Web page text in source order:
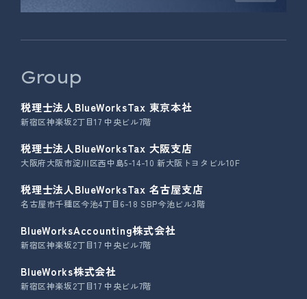
Group
税理士法人BlueWorksTax 東京本社
新宿区神楽坂2丁目17 中央ビル7階
税理士法人BlueWorksTax 大阪支店
大阪府大阪市淀川区西中島5-14-10 新大阪トヨタビル10F
税理士法人BlueWorksTax 名古屋支店
名古屋市千種区今池4丁目6-18 SBP今池ビル3階
BlueWorksAccounting株式会社
新宿区神楽坂2丁目17 中央ビル7階
BlueWorks株式会社
新宿区神楽坂2丁目17 中央ビル7階